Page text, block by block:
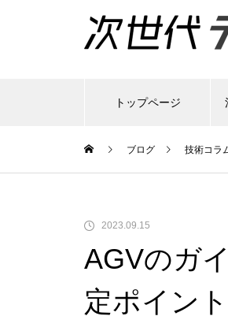
トップページ
ブログ 技術コラ
2023.09.15
AGVのガ
定ポイン